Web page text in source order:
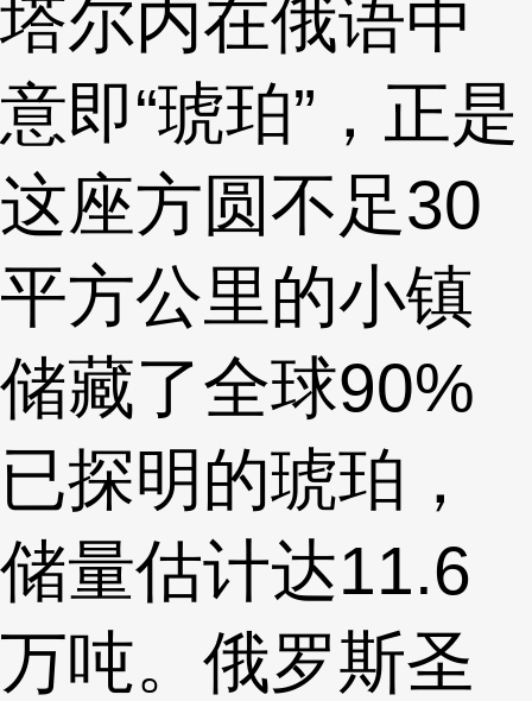
塔尔内在俄语中
意即“琥珀”，正是
这座方圆不足30
平方公里的小镇
储藏了全球90%
已探明的琥珀，
储量估计达11.6
万吨。俄罗斯圣